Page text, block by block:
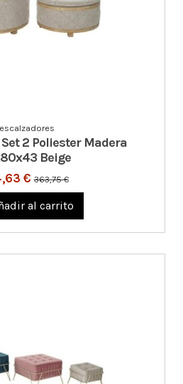
2 Poliester Madera
Beige
€363,75 €
al carrito